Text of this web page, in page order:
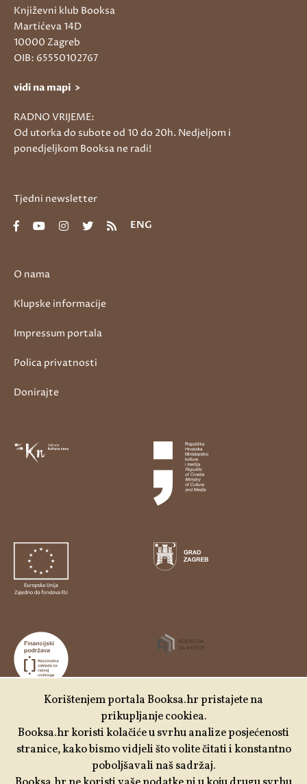
Udruga Kulturtreger je korisnik institucionalne podrške
Nacionalne zaklade za razvoj civilnoga društva za
stabilizaciju i/ili razvoj udruge u području demokratizacije i
društvenog razvoja.
O nama
Klupske informacije
Impressum portala
Polica privatnosti
Donirajte
Književni klub Booksa
Martićeva 14D
10000 Zagreb
OIB: 65550102767
vidi na mapi >
RADNO VRIJEME:
Od utorka do subote od 10 do 20h. Nedjeljom i
ponedjeljkom Booksa ne radi!
Tjedni newsletter
ENG
Korištenjem portala Booksa.hr pristajete na
prikupljanje cookiea.
Booksa.hr koristi kolačiće u svrhu analize posjećenosti
stranice, kako bismo vidjeli što volite čitati i konstantno
poboljšavali naš sadržaj.